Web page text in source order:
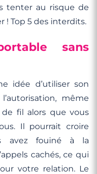
tenter au risque de
! Top 5 des interdits.
sans
idée d’utiliser son
même
fil alors que vous
Il pourrait croire
avez fouiné à la
cachés, ce qui
votre relation. Le